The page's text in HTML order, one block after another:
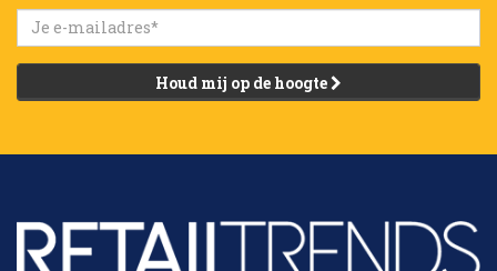
Houd mij op de hoogte